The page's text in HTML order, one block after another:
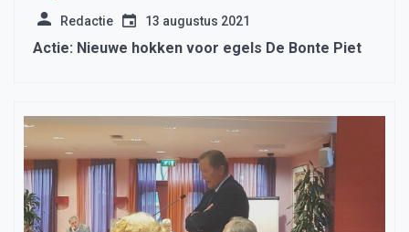
Redactie 13 augustus 2021
Actie: Nieuwe hokken voor egels De Bonte Piet